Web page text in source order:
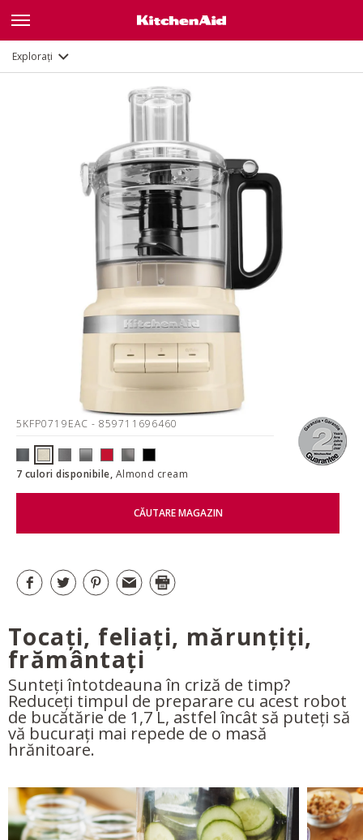
Explorați
5KFP0719EAC - 859711696460
7 culori disponibile, Almond cream
CĂUTARE MAGAZIN
Tocați, feliați, mărunțiți,
frământați
Sunteți întotdeauna în criză de timp?
Reduceți timpul de preparare cu acest robot
de bucătărie de 1,7 L, astfel încât să puteți să
vă bucurați mai repede de o masă
hrănitoare.